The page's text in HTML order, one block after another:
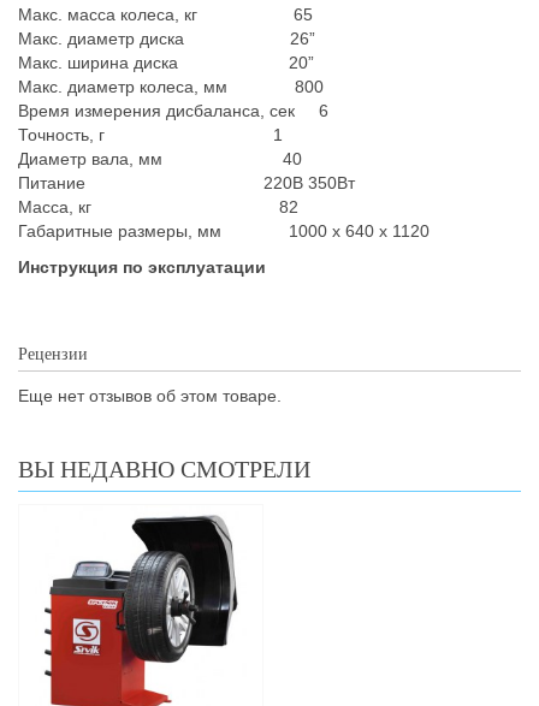
Макс. масса колеса, кг 65
Макс. диаметр диска 26”
Макс. ширина диска 20”
Макс. диаметр колеса, мм 800
Время измерения дисбаланса, сек 6
Точность, г 1
Диаметр вала, мм 40
Питание 220В 350Вт
Масса, кг 82
Габаритные размеры, мм 1000 x 640 x 1120
Инструкция по эксплуатации
Рецензии
Еще нет отзывов об этом товаре.
ВЫ НЕДАВНО СМОТРЕЛИ